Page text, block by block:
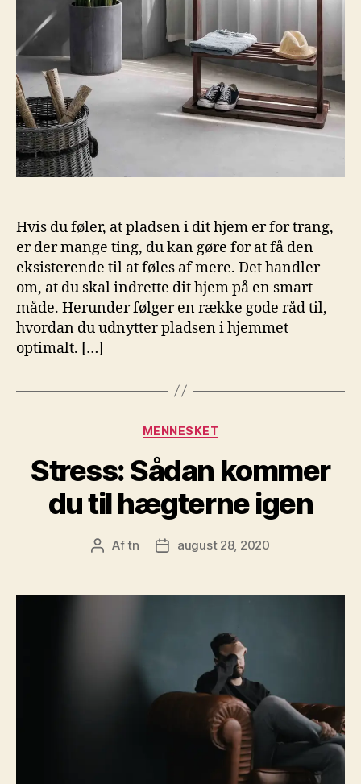
Hvis du føler, at pladsen i dit hjem er for trang,
er der mange ting, du kan gøre for at få den
eksisterende til at føles af mere. Det handler
om, at du skal indrette dit hjem på en smart
måde. Herunder følger en række gode råd til,
hvordan du udnytter pladsen i hjemmet
optimalt. […]
Kategorier
MENNESKET
Stress: Sådan kommer
du til hægterne igen
Indlægsforfatter
Aftn Indlægsdato
august 28, 2020